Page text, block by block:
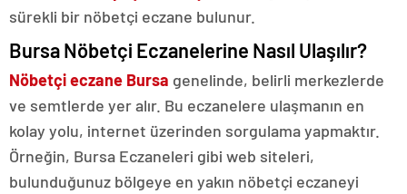
sürekli bir nöbetçi eczane bulunur.
Bursa Nöbetçi Eczanelerine Nasıl Ulaşılır?
Nöbetçi eczane Bursa genelinde, belirli merkezlerde
ve semtlerde yer alır. Bu eczanelere ulaşmanın en
kolay yolu, internet üzerinden sorgulama yapmaktır.
Örneğin, Bursa Eczaneleri gibi web siteleri,
bulunduğunuz bölgeye en yakın nöbetçi eczaneyi